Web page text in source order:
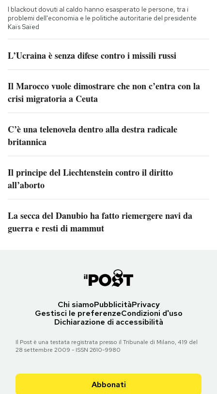
I blackout dovuti al caldo hanno esasperato le persone, tra i
problemi dell'economia e le politiche autoritarie del presidente
Kaïs Saïed
L’Ucraina è senza difese contro i missili russi
Il Marocco vuole dimostrare che non c’entra con la
crisi migratoria a Ceuta
C’è una telenovela dentro alla destra radicale
britannica
Il principe del Liechtenstein contro il diritto
all’aborto
La secca del Danubio ha fatto riemergere navi da
guerra e resti di mammut
Chi siamoPubblicitàPrivacy
Gestisci le preferenzeCondizioni d'uso
Dichiarazione di accessibilità
Il Post è una testata registrata presso il Tribunale di Milano, 419 del
28 settembre 2009 - ISSN 2610-9980
Abbonati